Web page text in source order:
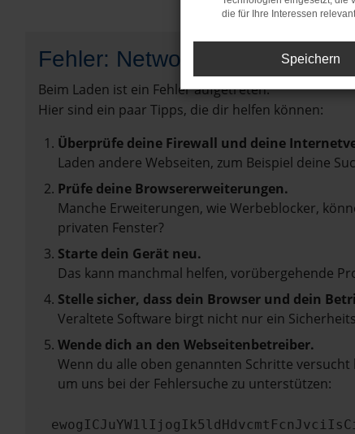
Fehler: Network Error
Beim Laden ist ein Fehler aufgetreten.
Hier sind ein paar Tipps, die dir helfen können:
Überprüfe deine Firewall und deine
Laden andere Webseiten, zum Beispiel deine
Prüfe deine Browsererweiterungen.
Manche Erweiterungen, wie Werbeblocker,
privaten Fenster?
Starte dein Gerät neu.
Das kann manchmal helfen, vorübergehende
Stelle sicher, dass dein Browser und dein
Veraltete Software birgt nicht nur ein
Wende dich an den Webseitenbetreiber.
Wenn du alle oben genannten Schritte
um uns bei der Fehlersuche zu unterstützen:
die für Ihre Interessen
Speichern